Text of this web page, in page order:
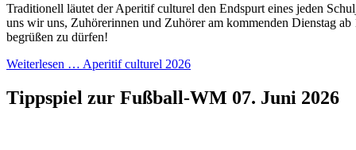
Traditionell läutet der Aperitif culturel den Endspurt eines jeden
uns wir uns, Zuhörerinnen und Zuhörer am kommenden Dienstag
begrüßen zu dürfen!
Weiterlesen … Aperitif culturel 2026
Tippspiel zur Fußball-WM 07. Juni 2026